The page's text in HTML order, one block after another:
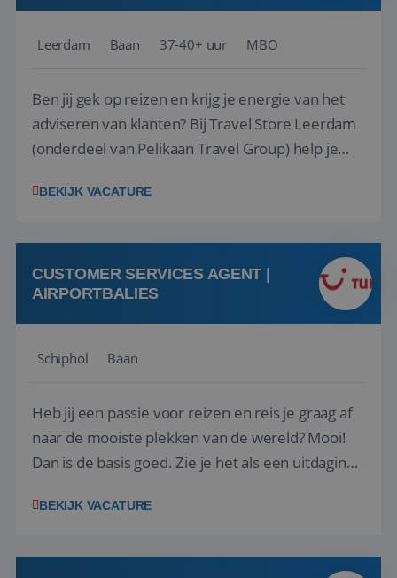
Leerdam Baan 37-40+ uur MBO
Ben jij gek op reizen en krijg je energie van het
adviseren van klanten? Bij Travel Store Leerdam
(onderdeel van Pelikaan Travel Group) help je
vinden. Samen maken we van elke reis een
hebt in de reisbranche of j...
BEKIJK VACATURE
CUSTOMER SERVICES AGENT |
AIRPORTBALIES
Schiphol Baan
Heb jij een passie voor reizen en reis je graag af
naar de mooiste plekken van de wereld? Mooi!
Dan is de basis goed. Zie je het als een uitdaging
het samenstellen en boeken van de perfecte
deze onderdelen zijn nu samen gevoegd...
BEKIJK VACATURE